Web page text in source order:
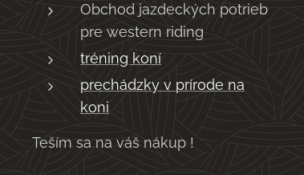
Obchod jazdeckých potrieb
pre western riding
tréning koní
prechádzky v prírode na
koni
Teším sa na váš nákup !